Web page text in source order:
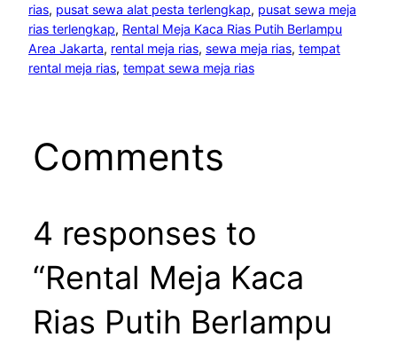
rias, pusat sewa alat pesta terlengkap, pusat sewa meja
rias terlengkap, Rental Meja Kaca Rias Putih Berlampu
Area Jakarta, rental meja rias, sewa meja rias, tempat
rental meja rias, tempat sewa meja rias
Comments
4 responses to
“Rental Meja Kaca
Rias Putih Berlampu